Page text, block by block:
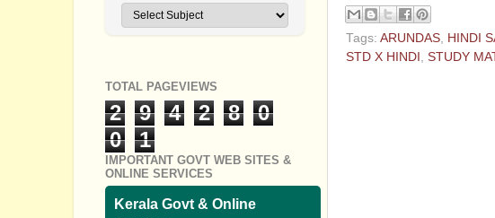
Tags: ARUNDAS HINDI
STD X HINDI STUDY
TOTAL PAGEVIEWS
2 9 4 2 8
0
0
1
IMPORTANT GOVT WEB SITES &
ONLINE SERVICES
Kerala Govt & Online